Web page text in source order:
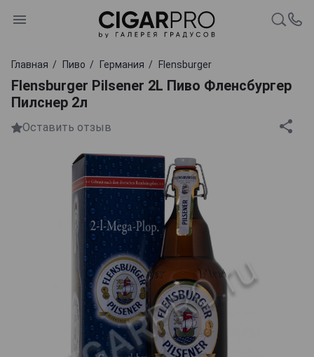
Главная Пиво Германия Flensburger
Flensburger Pilsener 2L Пиво Фленсбургер
Пилснер 2л
Оставить отзыв